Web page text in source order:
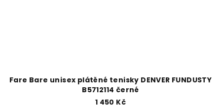
Fare Bare unisex plátěné tenisky DENVER FUNDUSTY
B5712114 černé
1 450 Kč